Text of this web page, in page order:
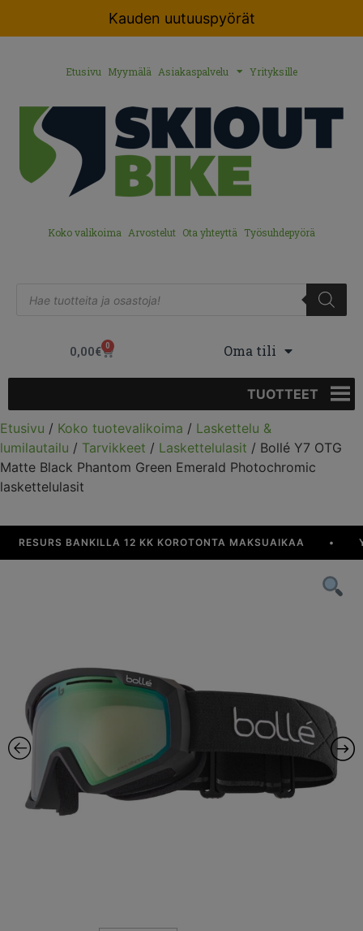
Kauden uutuuspyörät
Etusivu Myymälä Asiakaspalvelu Yrityksille
Koko valikoima Arvostelut Ota yhteyttä Työsuhdepyörä
0,00€ 0 Oma tili
TUOTTEET
Etusivu / Koko tuotevalikoima / Laskettelu &
lumilautailu / Tarvikkeet / Laskettelulasit / Bollé Y7 OTG
Matte Black Phantom Green Emerald Photochromic
laskettelulasit
BANKILLA 12 KK KOROTONTA MAKSUAIKAA YLI